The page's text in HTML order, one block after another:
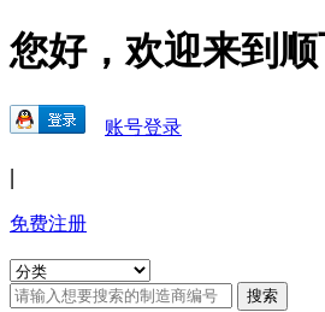
您好，欢迎来到顺
账号登录
|
免费注册